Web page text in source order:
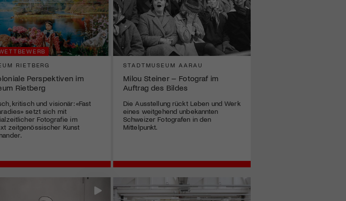
RIETBERG
Perspektiven im
Rietberg
kritisch und visionär: «Fast
setzt sich mit
Fotografie im
zeitgenössischer Kunst
STADTMUSEUM AARAU
Milou Steiner – Fotograf im
Auftrag des Bildes
Die Ausstellung rückt Leben und Werk
eines weitgehend unbekannten
Schweizer Fotografen in den
Mittelpunkt.